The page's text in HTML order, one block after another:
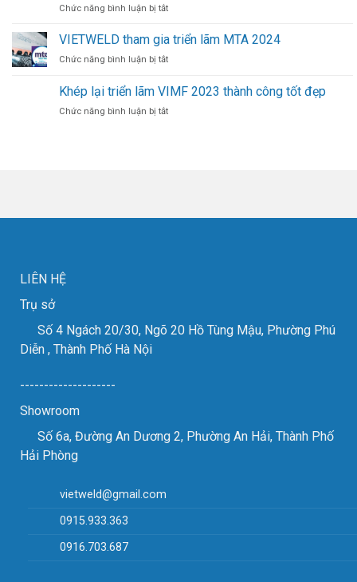
Trong
Hàn
Máy
Khí
Vít
Áp
Chức năng bình luận bị tắtở
bàn
máy
laser
cắt
VIETWELD tham gia triển lãm MTA 2024
Chức năng bình luận bị tắtở
tham
triển
Khép lại triển lãm VIMF 2023 thành công tốt đẹp
Chức năng bình luận bị tắtở
công
LIÊN HỆ
Trụ sở
Số 4 Ngách 20/30, Ngõ 20 Hồ Tùng Mậu, Phường Phú
Diễn , Thành Phố Hà Nội
--------------------
Showroom
Số 6a, Đường An Dương 2, Phường An Hải, Thành Phố
Hải Phòng
vietweld@gmail.com
0915.933.363
0916.703.687